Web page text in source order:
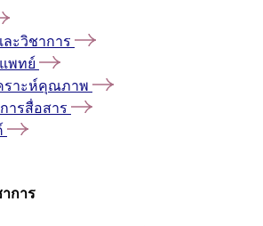
ะวิชาการ
พทย์
ราะห์คุณภาพ
ารสื่อสาร
การ